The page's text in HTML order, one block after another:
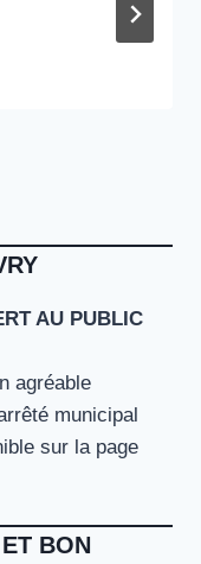
AU PUBLIC
agréable
municipal
sur la page
BON